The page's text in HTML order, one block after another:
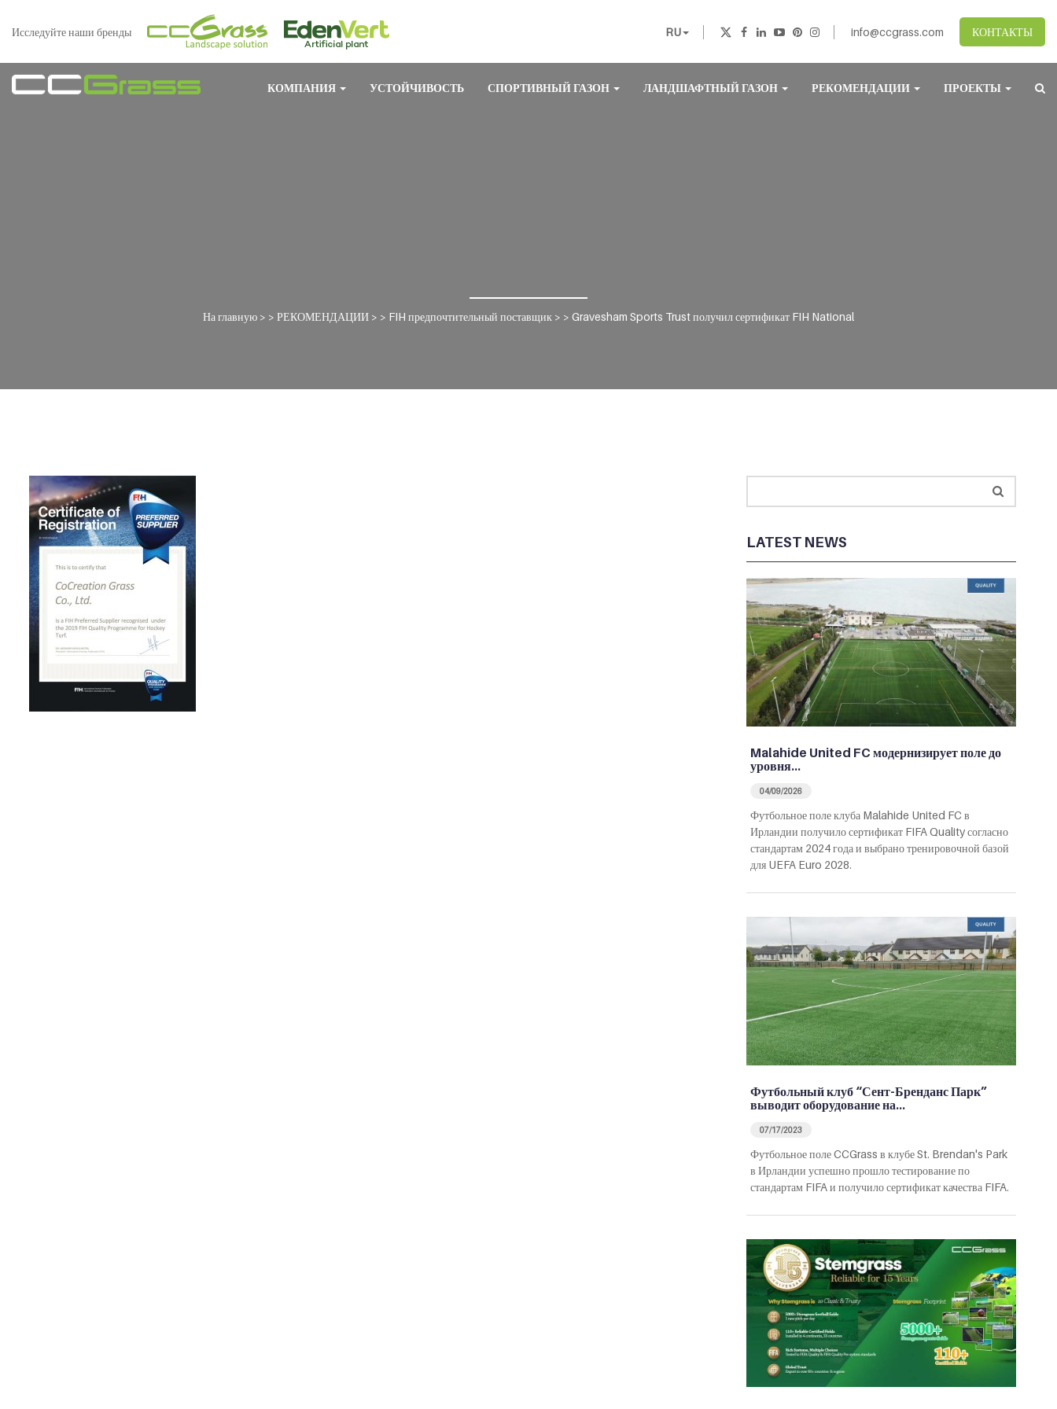
Исследуйте наши бренды RU info@ccgrass.com КОНТАКТЫ
КОМПАНИЯ УСТОЙЧИВОСТЬ СПОРТИВНЫЙ ГАЗОН ЛАНДШАФТНЫЙ ГАЗОН РЕКОМЕНДАЦИИ ПРОЕКТЫ
На главную > > РЕКОМЕНДАЦИИ > > FIH предпочтительный поставщик > > Gravesham Sports Trust получил сертификат FIH National
LATEST NEWS
Malahide United FC модернизирует поле до
уровня…
04/09/2026
Футбольное поле клуба Malahide United FC в
Ирландии получило сертификат FIFA Quality согласно
стандартам 2024 года и выбрано тренировочной базой
для UEFA Euro 2028.
Футбольный клуб “Сент-Бренданс Парк”
выводит оборудование на…
07/17/2023
Футбольное поле CCGrass в клубе St. Brendan's Park
в Ирландии успешно прошло тестирование по
стандартам FIFA и получило сертификат качества FIFA.